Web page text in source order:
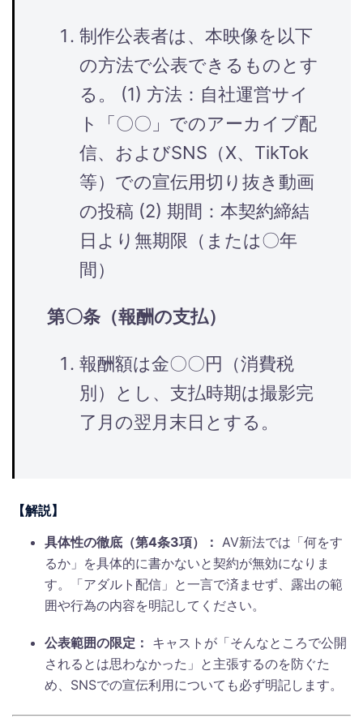
制作公表者は、本映像を以下
の方法で公表できるものとす
る。 (1) 方法：自社運営サイ
ト「〇〇」でのアーカイブ配
信、およびSNS（X、TikTok
等）での宣伝用切り抜き動画
の投稿 (2) 期間：本契約締結
日より無期限（または〇年
間）
第〇条（報酬の支払）
報酬額は金〇〇円（消費税
別）とし、支払時期は撮影完
了月の翌月末日とする。
【解説】
具体性の徹底（第4条3項）： AV新法では「何をす
るか」を具体的に書かないと契約が無効になりま
す。「アダルト配信」と一言で済ませず、露出の範
囲や行為の内容を明記してください。
公表範囲の限定： キャストが「そんなところで公開
されるとは思わなかった」と主張するのを防ぐた
め、SNSでの宣伝利用についても必ず明記します。